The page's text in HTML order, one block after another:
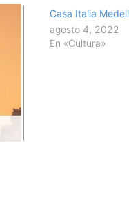
Casa Italia
agosto 4, 2022
En «Cultura»